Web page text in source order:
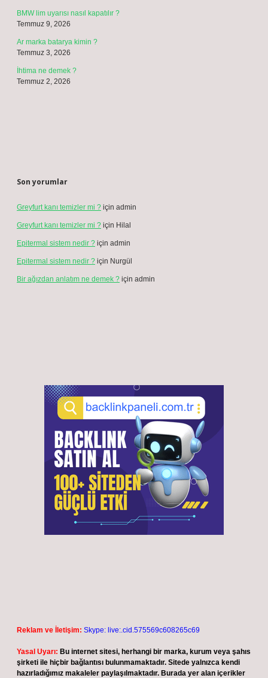
BMW lim uyarısı nasıl kapatılır ?
Temmuz 9, 2026
Ar marka batarya kimin ?
Temmuz 3, 2026
İhtima ne demek ?
Temmuz 2, 2026
Son yorumlar
Greyfurt kanı temizler mi ? için admin
Greyfurt kanı temizler mi ? için Hilal
Epitermal sistem nedir ? için admin
Epitermal sistem nedir ? için Nurgül
Bir ağızdan anlatım ne demek ? için admin
Reklam ve İletişim: Skype: live:.cid.575569c608265c69
Yasal Uyarı: Bu internet sitesi, herhangi bir marka, kurum veya şahıs
şirketi ile hiçbir bağlantısı bulunmamaktadır. Sitede yalnızca kendi
hazırladığımız makaleler paylaşılmaktadır. Burada yer alan içerikler